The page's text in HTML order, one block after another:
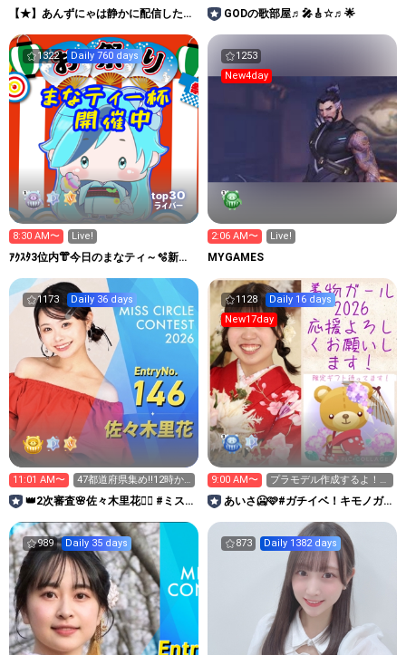
【★】あんずにゃは静かに配信した
様楽しんでいって下さい😆
🎸
GODの歌部屋♬🎤🎸☆♬🌟
1322 Daily 760 days
top30
ライバー
8:30 AM〜 Live!
ｱｸｽﾀ3位内👘今日のまなティ～🫧新ア
1253
New4day
2:06 AM〜 Live!
MYGAMES
1173 Daily 36 days
11:01 AM〜
47都道府県集め‼️12時か
ら投票🗳️
👑2次審査🌸佐々木里花❤️‍🔥 #ミス
1128
Daily 16 days
New17day
9:00 AM〜
プラモデル作成するよ！キ
ラキラコメント待って
る！！
あいさ🥶🩷#ガチイベ！キモノガ
989 Daily 35 days 873 Daily 1382 days